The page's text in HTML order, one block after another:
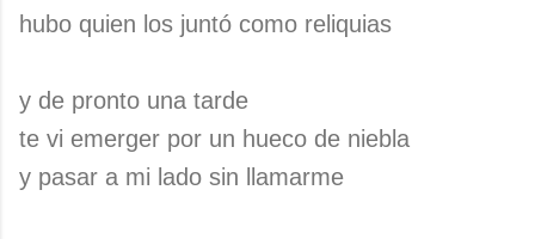
hubo quien los juntó como reliquias
y de pronto una tarde
te vi emerger por un hueco de niebla
y pasar a mi lado sin llamarme